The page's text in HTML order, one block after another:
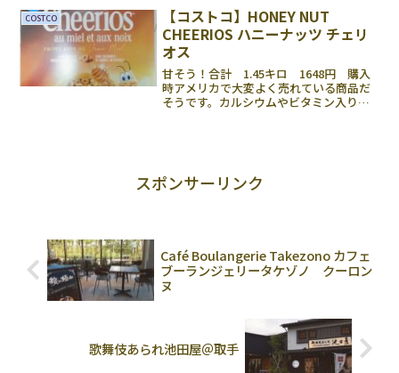
美味しいです、癖もないし。水道水みた
いな、水道管の味っていうの...
COSTCO
【コストコ】HONEY NUT
CHEERIOS ハニーナッツ チェリ
オス
甘そう！合計 1.45キロ 1648円 購入
時アメリカで大変よく売れている商品だ
そうです。カルシウムやビタミン入り、
スポンサーリンク
Café Boulangerie Takezono カフェ
ブーランジェリータケゾノ クーロン
ヌ
歌舞伎あられ池田屋＠取手